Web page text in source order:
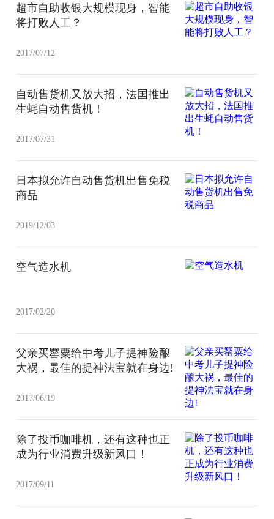
超市自助收银大规模现身，智能
将打败人工？
2017/07/12
自动售货机又放大招，法国推出
生蚝自动售货机！
2017/07/31
日本拟允许自动售货机出售免税
商品
2019/12/03
空气造水机
2017/02/20
父亲买罂粟给中考儿子提神险酿
大祸，最佳的提神法宝就在身边!
2017/06/19
除了投币咖啡机，还有这种也正
成为行业消费升级新风口！
2017/09/11